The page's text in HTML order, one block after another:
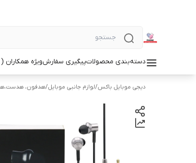
دسته‌بندی محصولاتپیگیری سفارشویژه
دیجی موبایل باکس/لوازم جانبی موبایل/هدفون،